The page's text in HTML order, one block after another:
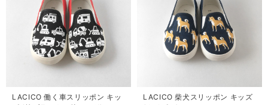
LACICO 働く車スリッポン キッ
LACICO 柴犬スリッポン キッズ